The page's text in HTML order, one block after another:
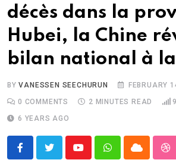
décès dans la
Hubei, la Chine
bilan national à
BYVANESSEN SEECHURUN
FEBRUARY
0 COMMENTS 2 MINUTES READ
6 YEARS AGO
YoutubeWhatsappCloud